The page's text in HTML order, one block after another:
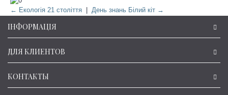
← Екологія 21 століття День знань Білий кіт →
ІНФОРМАЦІЯ
ДЛЯ КЛИЕНТОВ
КОНТАКТЫ